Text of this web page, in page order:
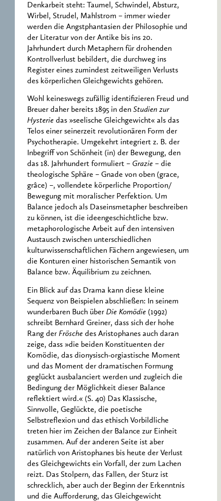
Denkarbeit steht: Taumel, Schwindel, Absturz,
Wirbel, Strudel, Mahlstrom – immer wieder
werden die Angstphantasien der Philosophie und
der Literatur von der Antike bis ins 20.
Jahrhundert durch Metaphern für drohenden
Kontrollverlust bebildert, die durchweg ins
Register eines zumindest zeitweiligen Verlusts
des körperlichen Gleichgewichts gehören.
Wohl keineswegs zufällig identifizieren Freud und
Breuer daher bereits 1895 in den Studien zur
Hysterie das »seelische Gleichgewicht« als das
Telos einer seinerzeit revolutionären Form der
Psychotherapie. Umgekehrt integriert z. B. der
Inbegriff von Schönheit (in) der Bewegung, den
das 18. Jahrhundert formuliert – Grazie – die
theologische Sphäre – Gnade von oben (grace,
grâce) –, vollendete körperliche Proportion/
Bewegung mit moralischer Perfektion. Um
Balance jedoch als Daseinsmetapher beschreiben
zu können, ist die ideengeschichtliche bzw.
metaphorologische Arbeit auf den intensiven
Austausch zwischen unterschiedlichen
kulturwissenschaftlichen Fächern angewiesen, um
die Konturen einer historischen Semantik von
Balance bzw. Äquilibrium zu zeichnen.
Ein Blick auf das Drama kann diese kleine
Sequenz von Beispielen abschließen: In seinem
wunderbaren Buch über Die Komödie (1992)
schreibt Bernhard Greiner, dass sich der hohe
Rang der Frösche des Aristophanes auch daran
zeige, dass »die beiden Konstituenten der
Komödie, das dionysisch-orgiastische Moment
und das Moment der dramatischen Formung
geglückt ausbalanciert werden und zugleich die
Bedingung der Möglichkeit dieser Balance
reflektiert wird.« (S. 40) Das Klassische,
Sinnvolle, Geglückte, die poetische
Selbstreflexion und das ethisch Vorbildliche
treten hier im Zeichen der Balance zur Einheit
zusammen. Auf der anderen Seite ist aber
natürlich von Aristophanes bis heute der Verlust
des Gleichgewichts ein Vorfall, der zum Lachen
reizt. Das Stolpern, das Fallen, der Sturz ist
schrecklich, aber auch der Beginn der Erkenntnis
und die Aufforderung, das Gleichgewicht